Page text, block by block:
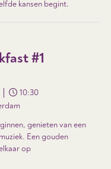
kansen begint.
#1
10:30
genieten van een
Een gouden
op